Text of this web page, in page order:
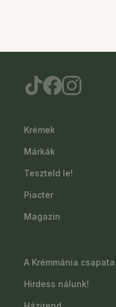
Krémek
Márkák
Teszteld le!
Piactér
Magazin
A Krémmánia csapata
Hirdess nálunk!